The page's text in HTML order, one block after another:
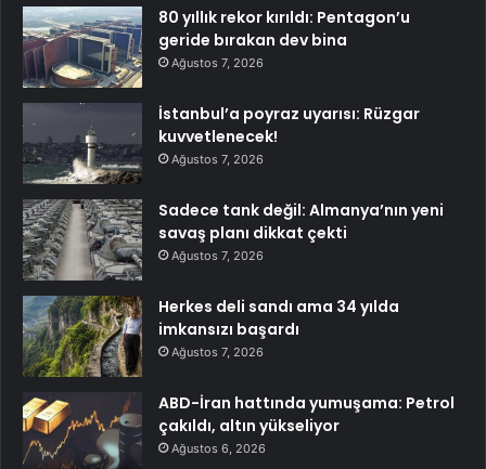
80 yıllık rekor kırıldı: Pentagon’u
geride bırakan dev bina
Ağustos 7, 2026
İstanbul’a poyraz uyarısı: Rüzgar
kuvvetlenecek!
Ağustos 7, 2026
Sadece tank değil: Almanya’nın yeni
savaş planı dikkat çekti
Ağustos 7, 2026
Herkes deli sandı ama 34 yılda
imkansızı başardı
Ağustos 7, 2026
ABD-İran hattında yumuşama: Petrol
çakıldı, altın yükseliyor
Ağustos 6, 2026